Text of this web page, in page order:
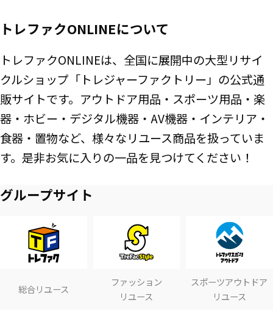
トレファクONLINEについて
トレファクONLINEは、全国に展開中の大型リサイ
クルショップ「トレジャーファクトリー」の公式通
販サイトです。アウトドア用品・スポーツ用品・楽
器・ホビー・デジタル機器・AV機器・インテリア・
食器・置物など、様々なリユース商品を扱っていま
す。是非お気に入りの一品を見つけてください！
グループサイト
総合リユース
ファッション
リユース
スポーツアウトドア
リユース